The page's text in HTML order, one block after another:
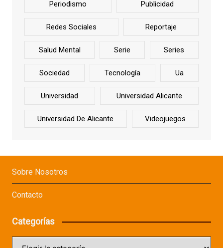
Periodismo Publicidad
Redes Sociales Reportaje
Salud Mental Serie Series
Sociedad Tecnología Ua
Universidad Universidad Alicante
Universidad De Alicante Videojuegos
Sobre Nosotros
Contacto
Categorías